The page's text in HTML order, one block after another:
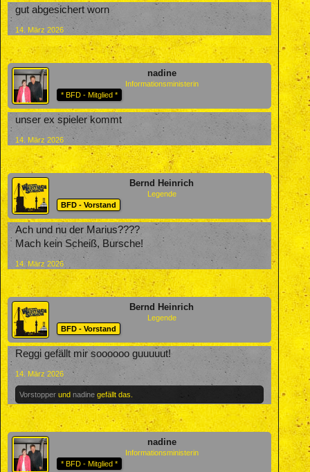
gut abgesichert worn
14. März 2026
nadine
Informationsministerin
* BFD - Mitglied *
unser ex spieler kommt
14. März 2026
Bernd Heinrich
Legende
BFD - Vorstand
Ach und nu der Marius????
Mach kein Scheiß, Bursche!
14. März 2026
Bernd Heinrich
Legende
BFD - Vorstand
Reggi gefällt mir soooooo guuuuut!
14. März 2026
Vorstopper und nadine gefällt das.
nadine
Informationsministerin
* BFD - Mitglied *